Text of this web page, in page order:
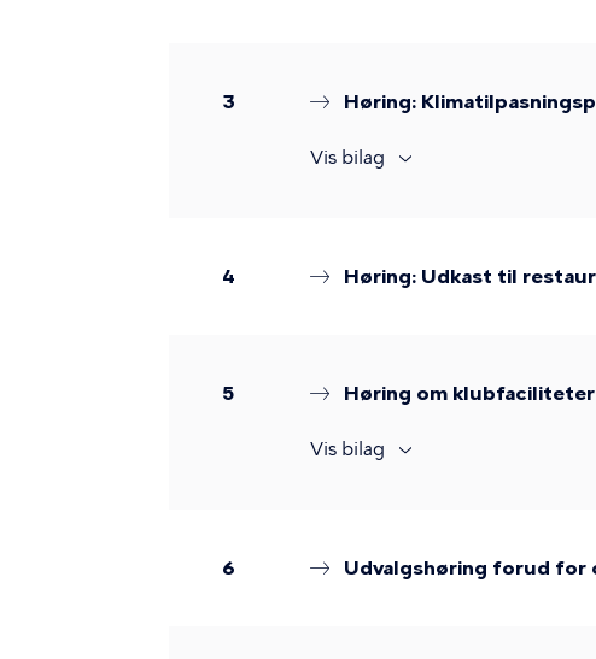
3 Høring:
Vis bilag
4 Høring: Udkast til
5 Høring om klubfaciliteter
Vis bilag
6 Udvalgshøring forud for